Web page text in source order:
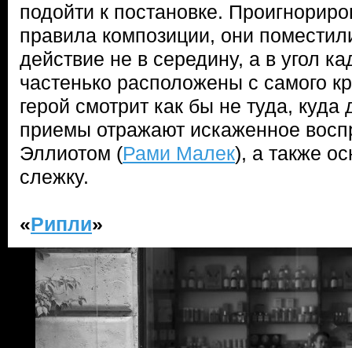
подойти к постановке.
правила композиции, они
действие не в середину, а в угол
частенько расположены с самого
герой смотрит как бы не туда,
приемы отражают искаженное
Эллиотом (Рами Малек), а также
слежку.
«Рипли»